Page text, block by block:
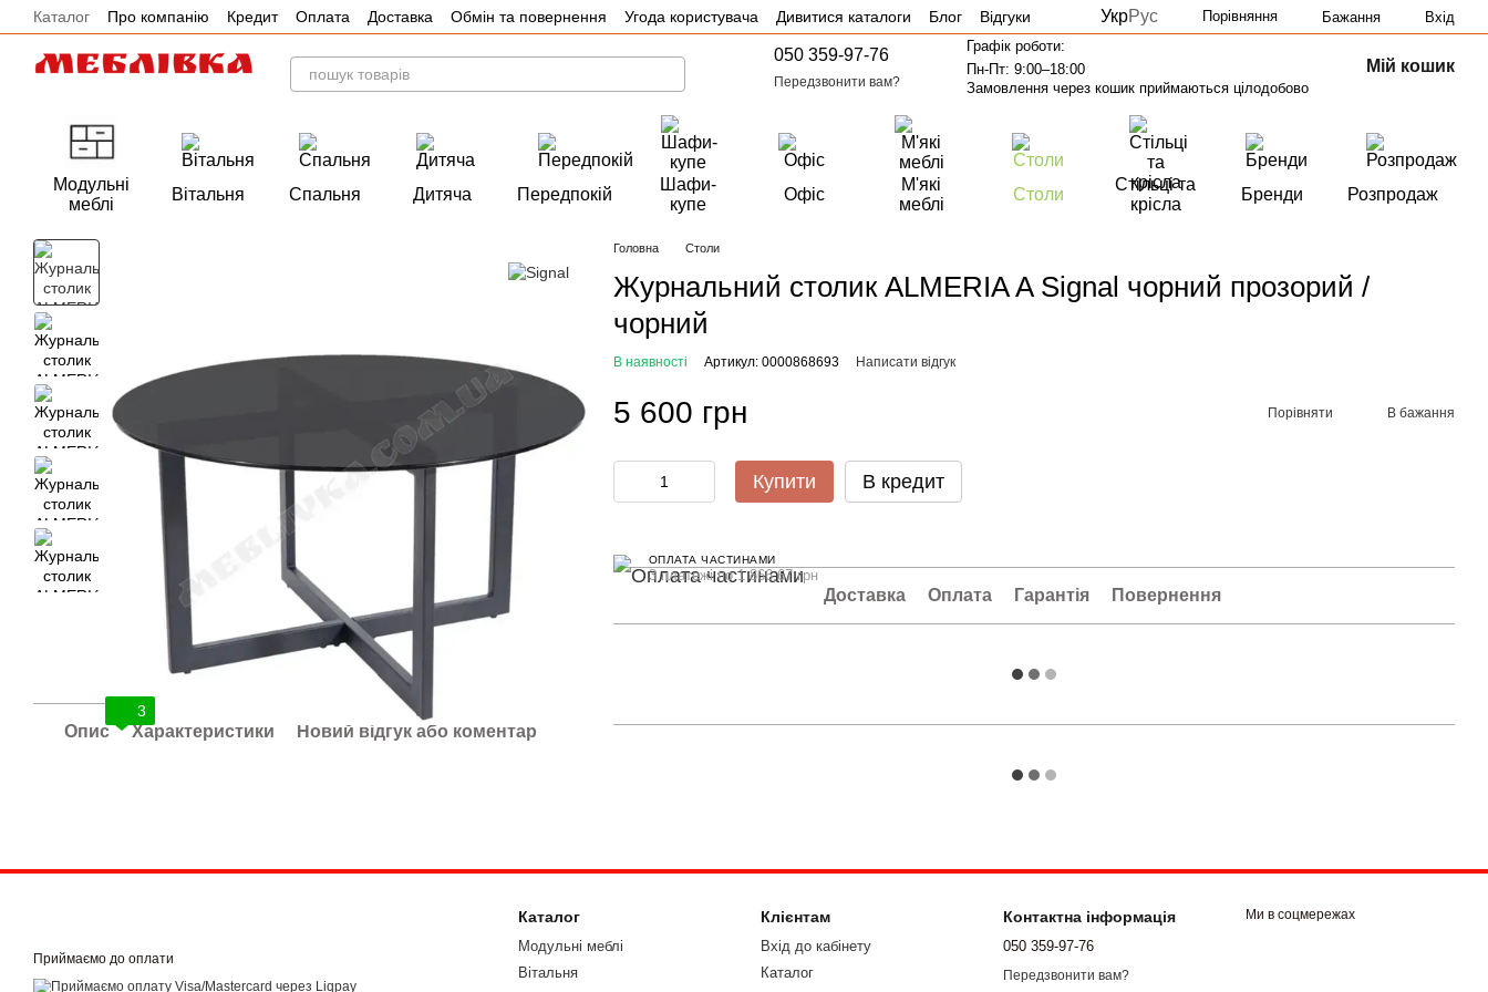
Перейти до основного контенту
Каталог Про компанію Кредит Оплата Доставка Обмін та повернення Угода користувача Дивитися каталоги Блог
Відгуки
Акції
УкрРус Порівняння Бажання Вхід
050 359-97-76
Передзвонити вам?
Графік роботи:
Пн-Пт: 9:00–18:00
Замовлення через кошик приймаються цілодобово
Мій кошик
Модульні
меблі
Вітальня Спальня Дитяча Передпокій
Шафи-
купе
Офіс
М'які
меблі
Столи
Стільці та
крісла
Бренди Розпродаж
3
Опис Характеристики Новий відгук або коментар
Головна Столи
Журнальний столик ALMERIA A Signal чорний прозорий /
чорний
В наявності Артикул: 0000868693 Написати відгук
5 600 грн Порівняти В бажання
Купити В кредит
ОПЛАТА ЧАСТИНАМИ
3 платежі по 1 866.67 грн
Доставка Оплата Гарантія Повернення
Приймаємо до оплати
Каталог
Модульні меблі
Вітальня
Клієнтам
Вхід до кабінету
Каталог
Контактна інформація
050 359-97-76
Передзвонити вам?
Ми в соцмережах